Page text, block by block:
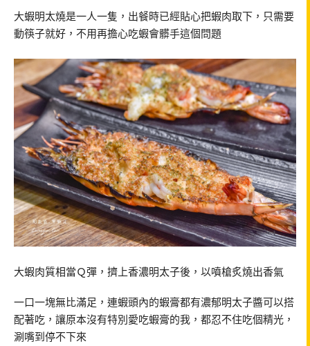
大蝦明太燒是一人一隻，出餐時已經貼心把蝦肉取下，只需要
動筷子就好，不用再擔心吃蝦會髒手這個問題
大蝦肉質相當Ｑ彈，擠上香濃明太子後，以噴槍炙燒出香氣
一口一塊無比滿足，連蝦頭內的蝦膏都有濃郁明太子醬可以搭
配著吃，讓原本沒有特別愛吃蝦膏的我，都忍不住吃個精光，
涮嘴到停不下來